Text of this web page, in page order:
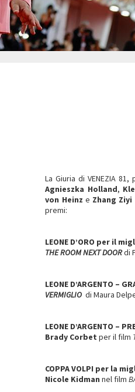
La Giuria di VENEZIA
Agnieszka Holland,
von Heinz e Zhang Ziyi
premi:
LEONE D’ORO per il
THE ROOM NEXT DOORdi
LEONE D’ARGENTO –
VERMIGLIO di Maura
LEONE D’ARGENTO –
Brady Corbetper il film
COPPA VOLPI per la
Nicole Kidmannel film